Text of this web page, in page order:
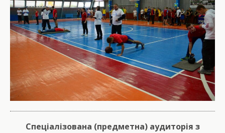
Спеціалізована (предметна) аудиторія з